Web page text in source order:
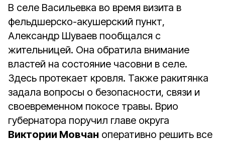
В селе Васильевка во время визита в
фельдшерско-акушерский пункт,
Александр Шуваев пообщался с
жительницей. Она обратила внимание
властей на состояние часовни в селе.
Здесь протекает кровля. Также ракитянка
задала вопросы о безопасности, связи и
своевременном покосе травы. Врио
губернатора поручил главе округа
Виктории Мовчан оперативно решить все